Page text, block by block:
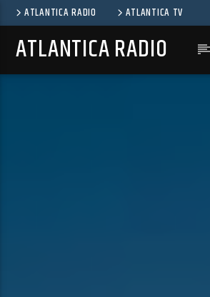
ATLANTICA RADIO ATLANTICA TV
ATLANTICA RADIO